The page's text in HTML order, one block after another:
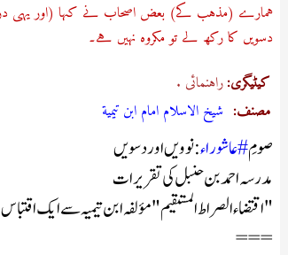
ہمارے (مذہب کے) بعض اصحاب نے کہا (اور یہی
دسویں کا رکھ لے تو مکروہ نہیں ہے۔
. راہنمائى :کیٹیگری
شيخ الاسلام امام ابن تيمية
:مصنف
صومِ #عاشوراء: نوویں اور دسویں
مدرسہ احمد بن حنبل کی تقریرات
"اقتضاء الصراط المستقیم" مؤلفہ ابن تیمیہ سے ایک
===